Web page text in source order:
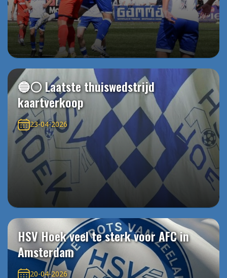
🔵⚪️ Laatste thuiswedstrijd
kaartverkoop
23-04-2026
HSV Hoek veel te sterk voor AFC in
Amsterdam
20-04-2026